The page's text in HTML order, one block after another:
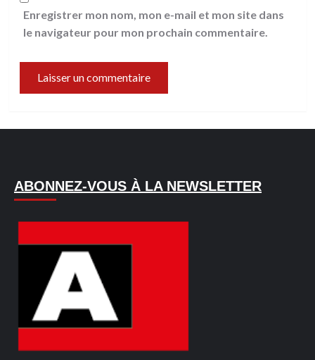
Enregistrer mon nom, mon e-mail et mon site dans
le navigateur pour mon prochain commentaire.
ABONNEZ-VOUS À LA NEWSLETTER